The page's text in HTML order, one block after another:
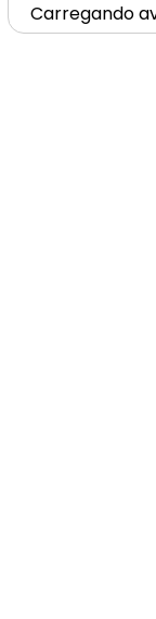
Carregando